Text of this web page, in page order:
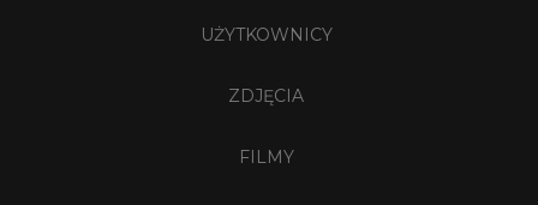
UŻYTKOWNICY
ZDJĘCIA
FILMY